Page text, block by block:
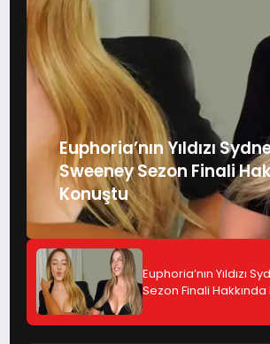
Euphoria’nın Yıldızı
Sweeney Sezon Finali
Konuştu
Euphoria’nın Yıldızı
Sezon Finali